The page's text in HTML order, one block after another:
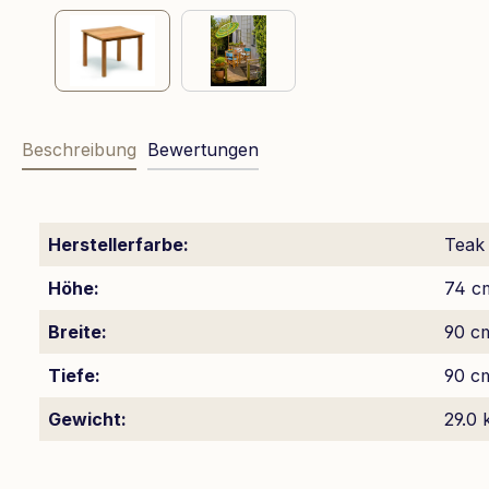
Beschreibung Bewertungen
Herstellerfarbe:
Höhe:
74
Breite:
90
Tiefe:
90
Gewicht:
29.0